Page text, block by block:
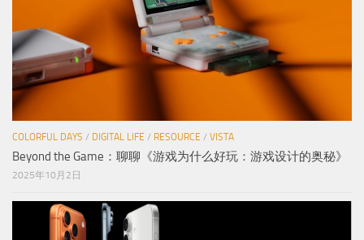
COLORFUL DAYS / DIGITAL LIFE / RESOURCE / VISTA
Beyond the Game：聊聊《游戏为什么好玩：游戏设计的奥秘》
2025年10月2日